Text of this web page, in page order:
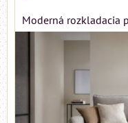
Moderná rozkladacia